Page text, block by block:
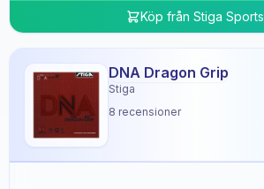
Köp från Stiga Sports
DNA Dragon Grip
Stiga
8 recensioner